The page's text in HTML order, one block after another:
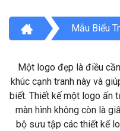
Mẫu Biểu
Một logo đẹp là điều
khúc cạnh tranh này và
biết. Thiết kế một logo ấn
màn hình không còn là
bộ sưu tập các thiết kế